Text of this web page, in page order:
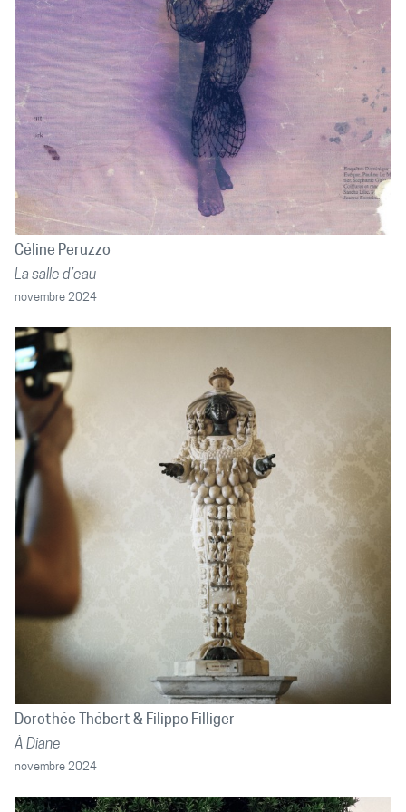
Céline Peruzzo
La salle d’eau
novembre 2024
Dorothée Thébert
Filippo Filliger
À Diane
novembre 2024